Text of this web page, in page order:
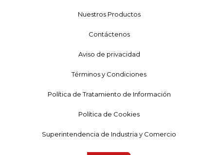
Nuestros Productos
Contáctenos
Aviso de privacidad
Términos y Condiciones
Política de Tratamiento de Información
Política de Cookies
Superintendencia de Industria y Comercio